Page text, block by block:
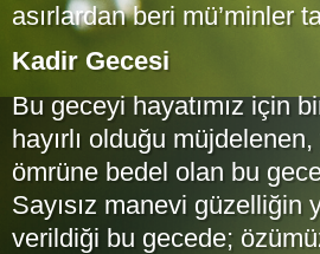
asırlardan beri mü’minler
Kadir Gecesi
Bu geceyi hayatımız için
hayırlı olduğu
ömrüne bedel olan bu
Sayısız manevi güzelliğin
verildiği bu gecede;